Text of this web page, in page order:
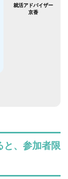
就活アドバイザー
京香
と、参加者限